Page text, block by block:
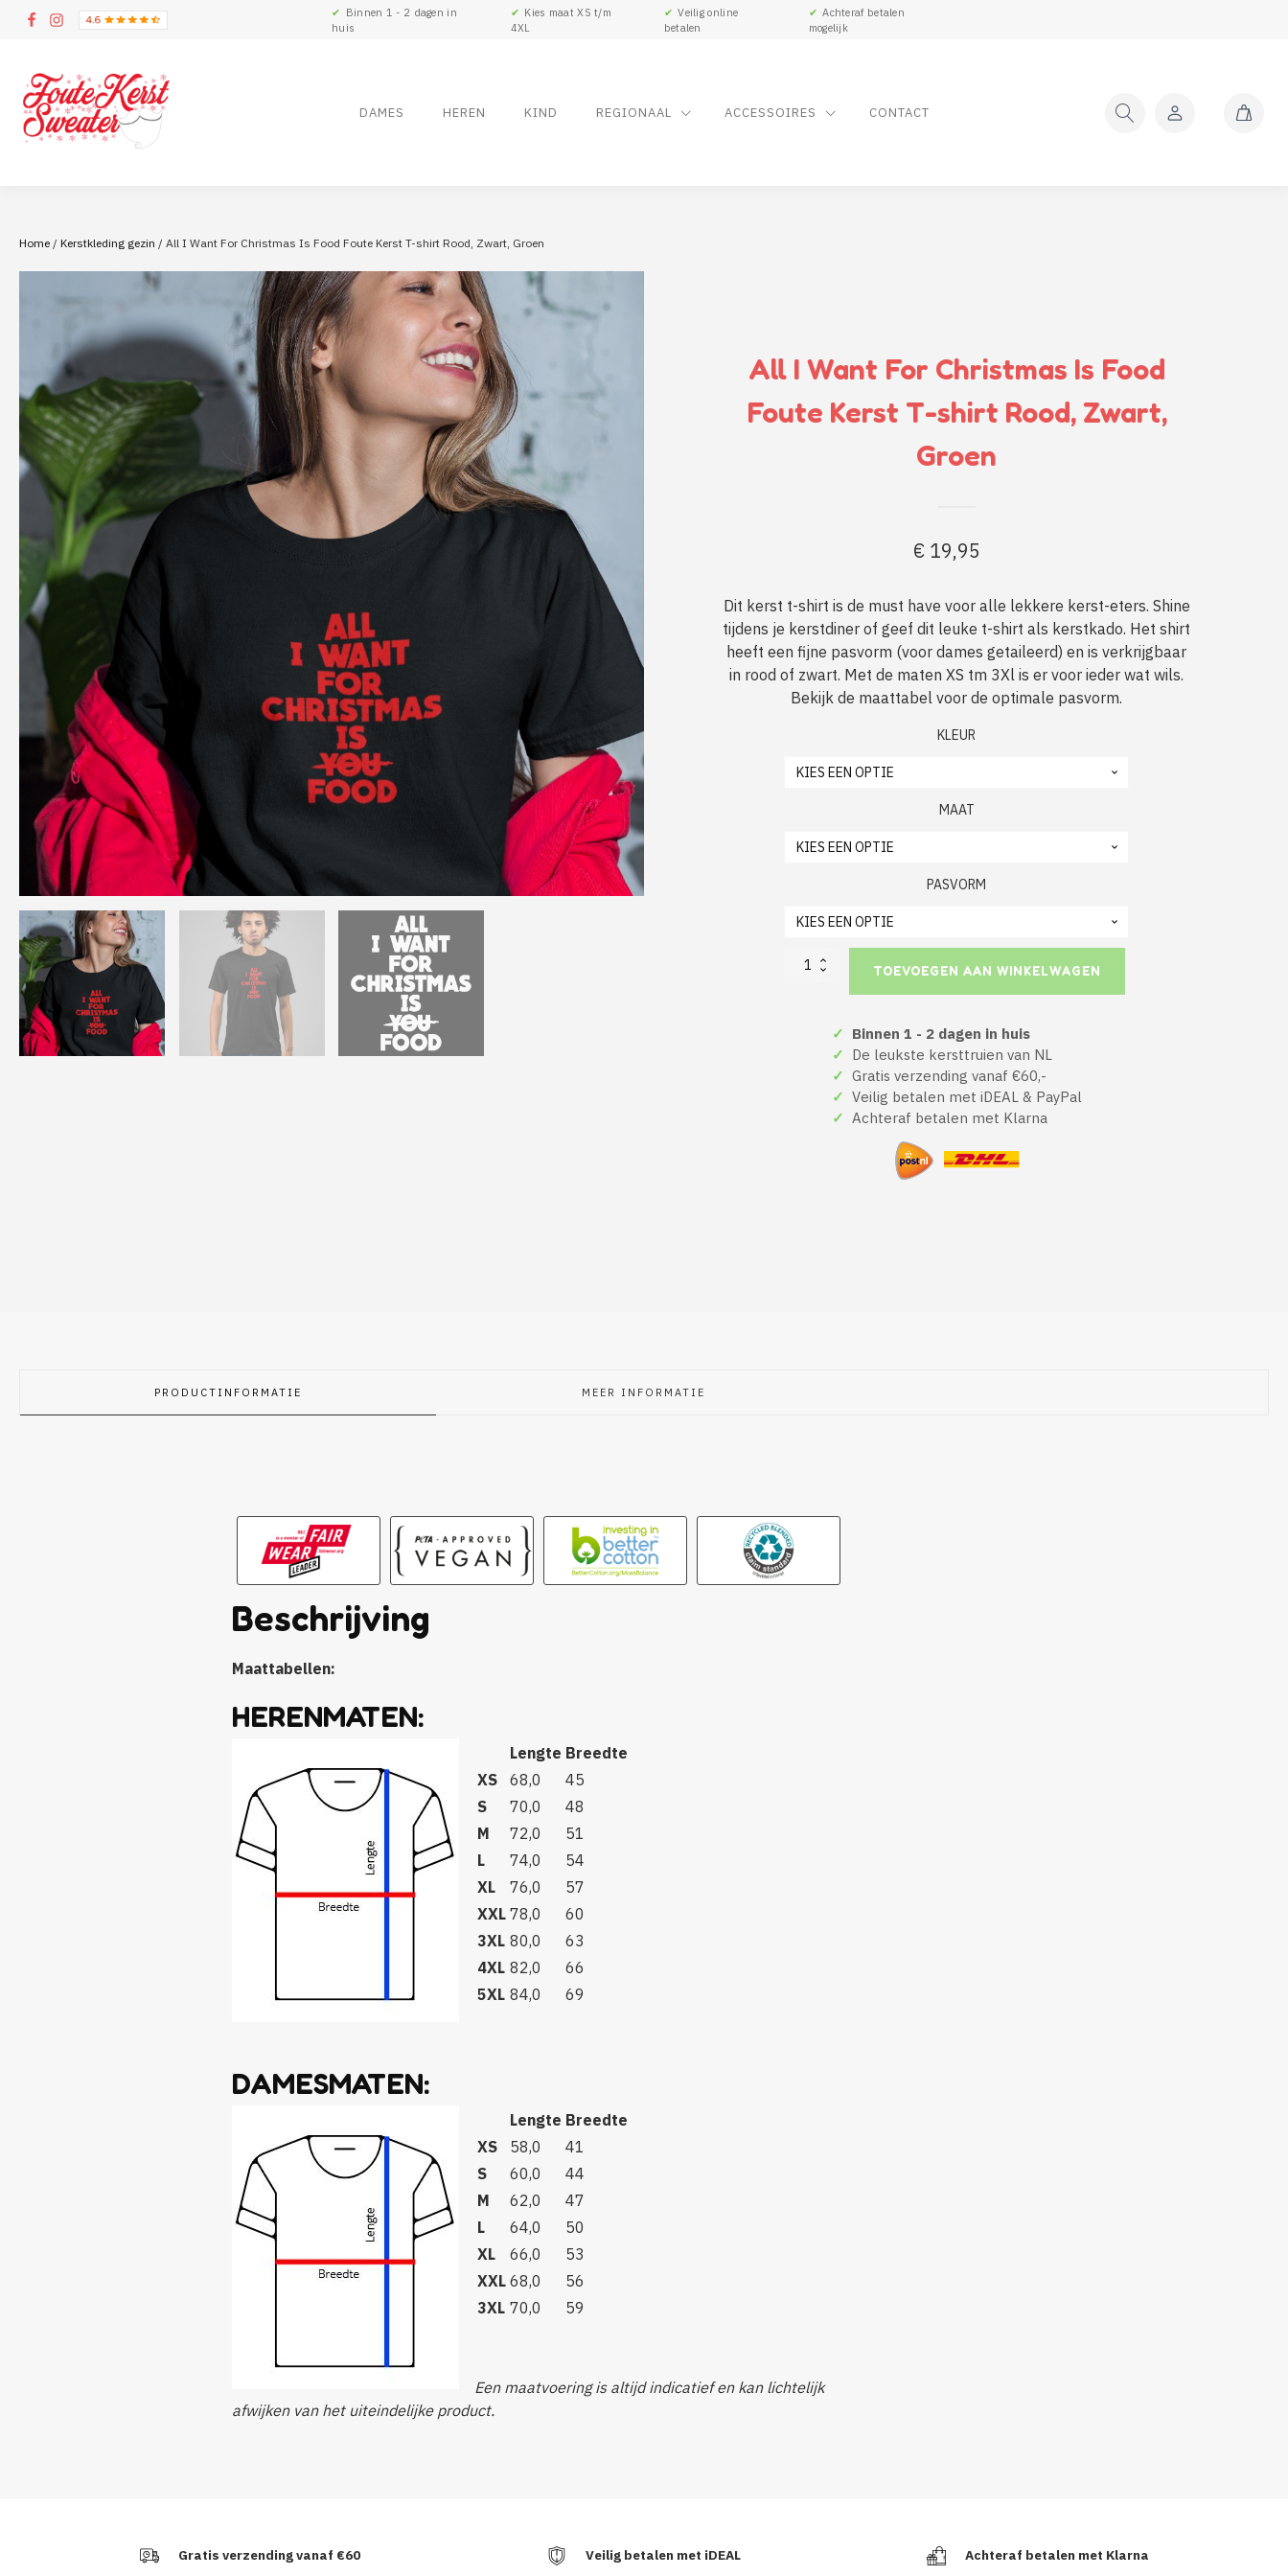
✔
Binnen 1 - 2 dagen in
huis
✔
Kies maat XS t/m
4XL
✔ Veilig online
betalen
✔ Achteraf betalen
mogelijk
DAMES HEREN KIND REGIONAAL ACCESSOIRES CONTACT
Home / Kerstkleding gezin / All I Want For Christmas Is Food Foute Kerst T-shirt Rood, Zwart, Groen
All I Want For Christmas Is Food
Foute Kerst T-shirt Rood, Zwart,
Groen
€ 19,95
Dit kerst t-shirt is de must have voor alle lekkere kerst-eters. Shine
tijdens je kerstdiner of geef dit leuke t-shirt als kerstkado. Het shirt
heeft een fijne pasvorm (voor dames getaileerd) en is verkrijgbaar
in rood of zwart. Met de maten XS tm 3Xl is er voor ieder wat wils.
Bekijk de maattabel voor de optimale pasvorm.
KLEUR
MAAT
PASVORM
Christmas
TOEVOEGEN AAN WINKELWAGEN
✓ Binnen 1 - 2 dagen in huis
✓ De leukste kersttruien van NL
✓ Gratis verzending vanaf €60,-
✓ Veilig betalen met iDEAL & PayPal
✓ Achteraf betalen met Klarna
PRODUCTINFORMATIE MEER INFORMATIE
Beschrijving
Maattabellen:
HERENMATEN:
Lengte Breedte
XS
68,0
45
S
70,0
48
M
72,0
51
L
74,0
54
XL
76,0
57
XXL 78,0
60
3XL 80,0
63
4XL 82,0
66
5XL 84,0 69
DAMESMATEN:
Lengte Breedte
XS
58,0
41
S
60,0
44
M
62,0
47
L
64,0
50
XL
66,0
53
XXL 68,0
56
3XL 70,0 59
Een maatvoering is altijd indicatief en kan lichtelijk
afwijken van het uiteindelijke product.
Gratis verzending vanaf €60 Veilig betalen met iDEAL Achteraf betalen met Klarna